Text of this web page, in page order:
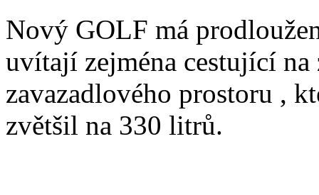
Nový GOLF má
uvítají zejména cestující na
zavazadlového prostoru ,
zvětšil na 330 litrů.